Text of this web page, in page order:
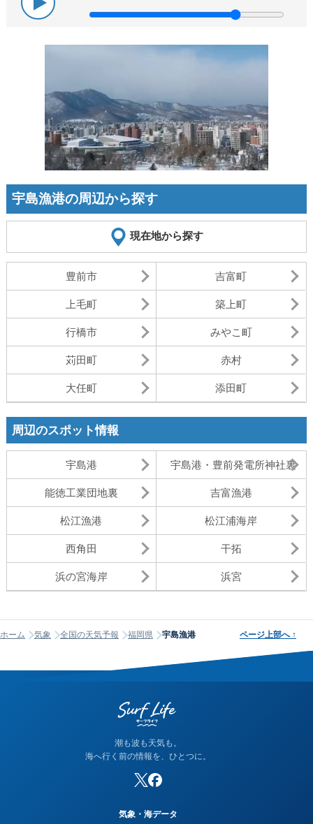
宇島漁港の周辺から探す
現在地から探す
豊前市 吉富町
上毛町 築上町
行橋市 みやこ町
苅田町 赤村
大任町 添田町
周辺のスポット情報
宇島港 宇島港・豊前発電所神社裏
能徳工業団地裏 吉富漁港
松江漁港 松江浦海岸
西角田 干拓
浜の宮海岸 浜宮
ホーム 気象 全国の天気予報 福岡県 宇島漁港 ページ上部へ ↑
潮も波も天気も。
海へ行く前の情報を、ひとつに。
気象・海データ